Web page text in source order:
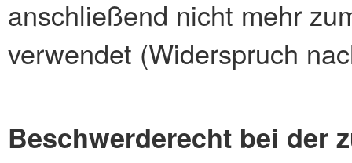
anschließend nicht mehr
verwendet (Widerspruch
Beschwerderecht bei der